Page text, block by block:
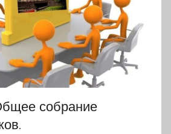
собрание